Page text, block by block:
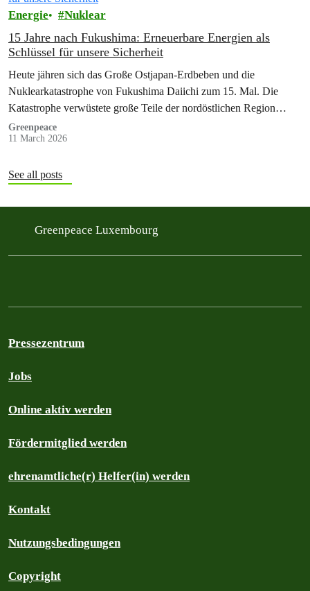
Energie Nuklear
15 Jahre nach Fukushima: Erneuerbare Energien als
Schlüssel für unsere Sicherheit
Heute jähren sich das Große Ostjapan-Erdbeben und die
Nuklearkatastrophe von Fukushima Daiichi zum 15. Mal. Die
Katastrophe verwüstete große Teile der nordöstlichen Region
Japans. Greenpeace spricht den Opfern und ihren…
Greenpeace
11 March 2026
See all posts
Greenpeace Luxembourg
Pressezentrum
Jobs
Online aktiv werden
Fördermitglied werden
ehrenamtliche(r) Helfer(in) werden
Kontakt
Nutzungsbedingungen
Copyright